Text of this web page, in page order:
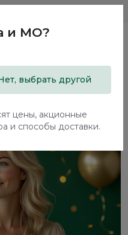
и МО?
выбрать другой
цены, акционные
и способы доставки.